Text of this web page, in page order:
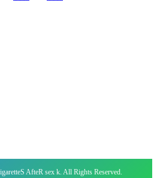
AfteR sex k. All Rights Reserved.